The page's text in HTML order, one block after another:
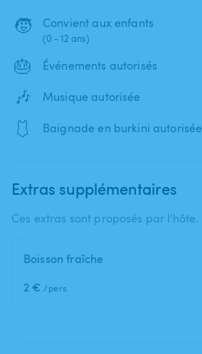
🧒 Convient aux enfants
(0 - 12 ans)
🎂 Événements autorisés
🎶 Musique autorisée
🩱 Baignade en burkini autorisée
Extras supplémentaires
Ces extras sont proposés par l'hôte.
Boisson fraîche
2 € /pers.